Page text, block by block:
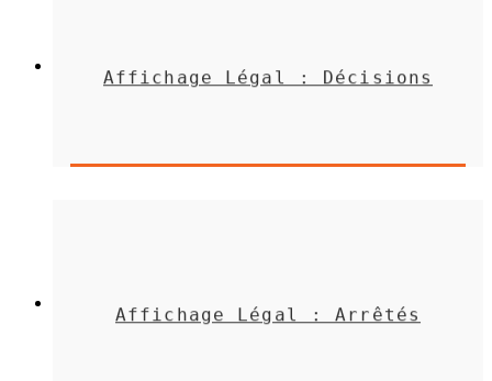
Affichage Légal : Décisions
Affichage Légal : Arrêtés